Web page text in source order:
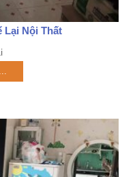
Lại Nội Thất